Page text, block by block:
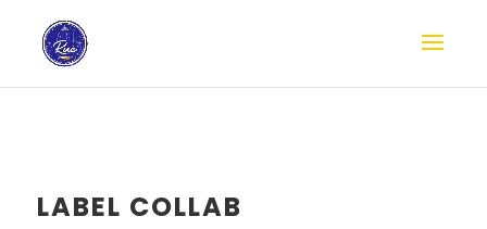
LABEL COLLAB